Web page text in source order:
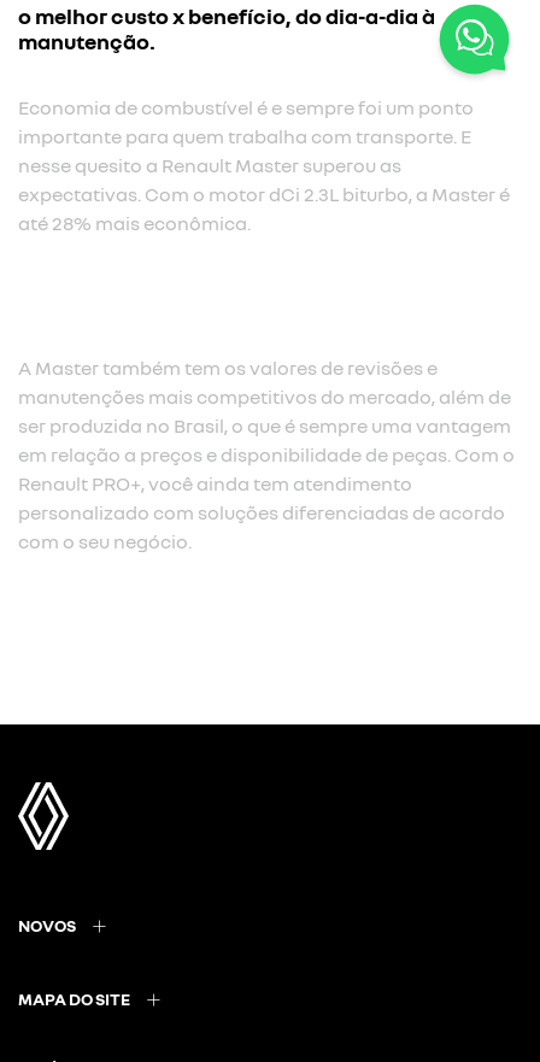
o melhor custo x benefício, do dia-a-dia à
manutenção.
Economia de combustível é e sempre foi um ponto
importante para quem trabalha com transporte. E
nesse quesito a Renault Master superou as
expectativas. Com o motor dCi 2.3L biturbo, a Master é
até 28% mais econômica.​
A Master também tem os valores de revisões e
manutenções mais competitivos do mercado, além de
ser produzida no Brasil, o que é sempre uma vantagem
em relação a preços e disponibilidade de peças. Com o
Renault PRO+, você ainda tem atendimento
personalizado com soluções diferenciadas de acordo
com o seu negócio.
NOVOS
MAPA DO SITE